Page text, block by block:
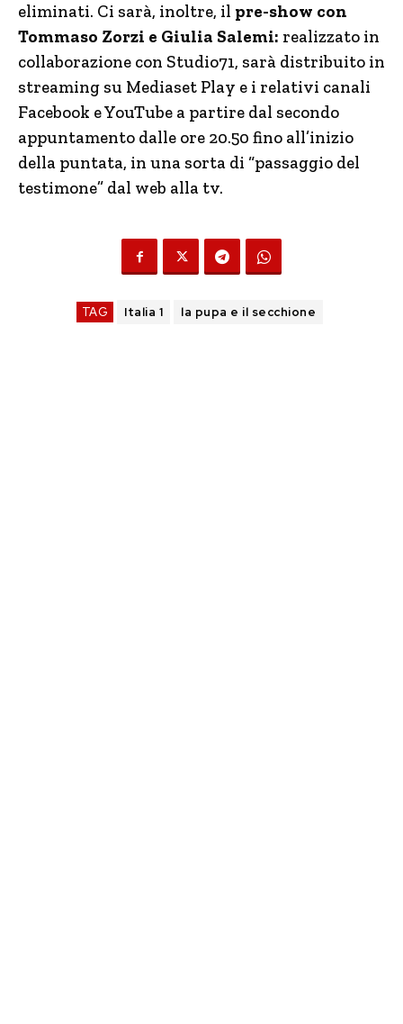
eliminati. Ci sarà, inoltre, il pre-show con
Tommaso Zorzi e Giulia Salemi: realizzato in
collaborazione con Studio71, sarà distribuito in
streaming su Mediaset Play e i relativi canali
Facebook e YouTube a partire dal secondo
appuntamento dalle ore 20.50 fino all’inizio
della puntata, in una sorta di “passaggio del
testimone” dal web alla tv.
TAG Italia 1 la pupa e il secchione